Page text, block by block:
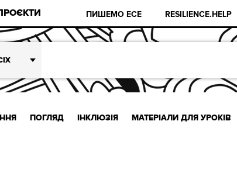
ПИШЕМО ЕСЕ RESILIENCE.HELP
ПОГЛЯД ІНКЛЮЗІЯ МАТЕРІАЛИ ДЛЯ УРОКІВ